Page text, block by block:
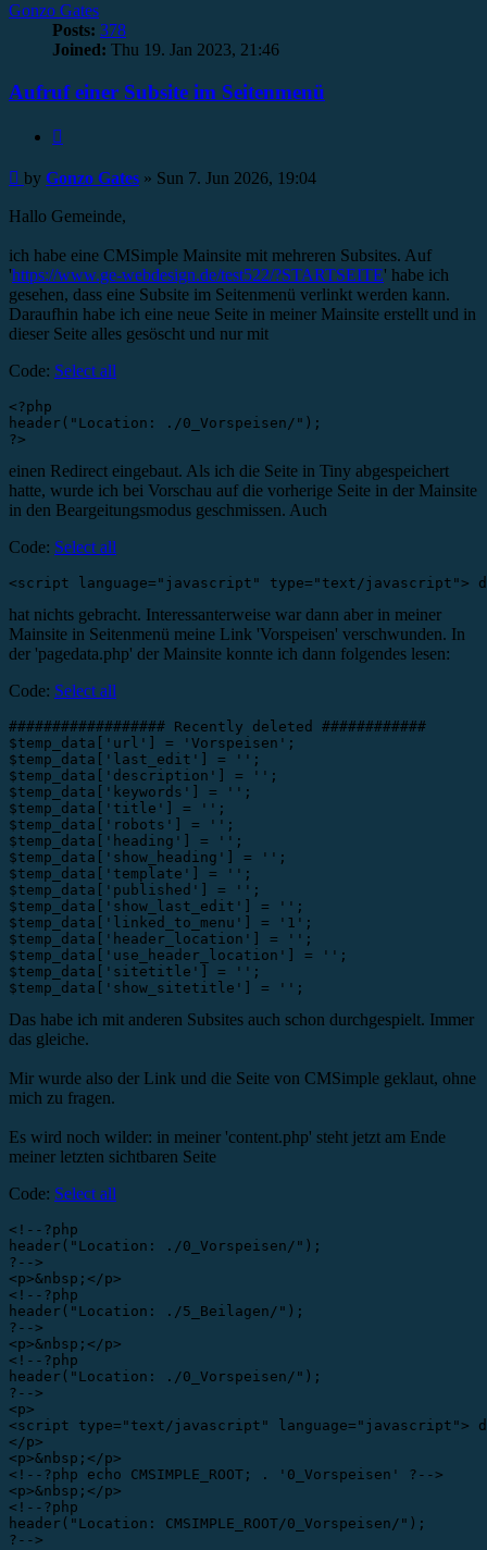
Gonzo Gates
Posts: 378
Joined: Thu 19. Jan 2023, 21:46
Aufruf einer Subsite im Seitenmenü
Post
by Gonzo Gates » Sun 7. Jun 2026, 19:04
Hallo Gemeinde,
ich habe eine CMSimple Mainsite mit mehreren Subsites. Auf
'https://www.ge-webdesign.de/test522/?STARTSEITE' habe ich
gesehen, dass eine Subsite im Seitenmenü verlinkt werden kann.
Daraufhin habe ich eine neue Seite in meiner Mainsite erstellt und in
dieser Seite alles gesöscht und nur mit
Code: Select all
<?php
header("Location: ./0_Vorspeisen/");
?>
einen Redirect eingebaut. Als ich die Seite in Tiny abgespeichert
hatte, wurde ich bei Vorschau auf die vorherige Seite in der Mainsite
in den Beargeitungsmodus geschmissen. Auch
Code: Select all
<script language="javascript" type="text/javascript">
hat nichts gebracht. Interessanterweise war dann aber in meiner
Mainsite in Seitenmenü meine Link 'Vorspeisen' verschwunden. In
der 'pagedata.php' der Mainsite konnte ich dann folgendes lesen:
Code: Select all
################## Recently deleted ############
$temp_data['url'] = 'Vorspeisen';
$temp_data['last_edit'] = '';
$temp_data['description'] = '';
$temp_data['keywords'] = '';
$temp_data['title'] = '';
$temp_data['robots'] = '';
$temp_data['heading'] = '';
$temp_data['show_heading'] = '';
$temp_data['template'] = '';
$temp_data['published'] = '';
$temp_data['show_last_edit'] = '';
$temp_data['linked_to_menu'] = '1';
$temp_data['header_location'] = '';
$temp_data['use_header_location'] = '';
$temp_data['sitetitle'] = '';
$temp_data['show_sitetitle'] = '';
Das habe ich mit anderen Subsites auch schon durchgespielt. Immer
das gleiche.
Mir wurde also der Link und die Seite von CMSimple geklaut, ohne
mich zu fragen.
Es wird noch wilder: in meiner 'content.php' steht jetzt am Ende
meiner letzten sichtbaren Seite
Code: Select all
<!--?php
header("Location: ./0_Vorspeisen/");
?-->
<p>&nbsp;</p>
<!--?php
header("Location: ./5_Beilagen/");
?-->
<p>&nbsp;</p>
<!--?php
header("Location: ./0_Vorspeisen/");
?-->
<p>
<script type="text/javascript" language="javascript">
</p>
<p>&nbsp;</p>
<!--?php echo CMSIMPLE_ROOT; . '0_Vorspeisen' ?-->
<p>&nbsp;</p>
<!--?php
header("Location: CMSIMPLE_ROOT/0_Vorspeisen/");
?-->